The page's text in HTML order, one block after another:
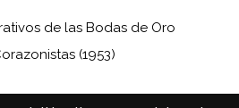
de las Bodas de Oro
(1953)